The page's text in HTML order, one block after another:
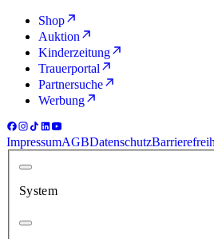
Shop
Auktion
Kinderzeitung
Trauerportal
Partnersuche
Werbung
ImpressumAGBDatenschutz
System